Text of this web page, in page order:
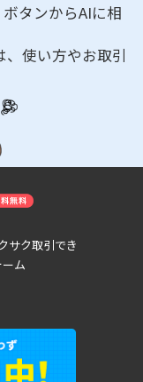
ボタンからAIに相
、使い方やお取引
サク取引でき
ム